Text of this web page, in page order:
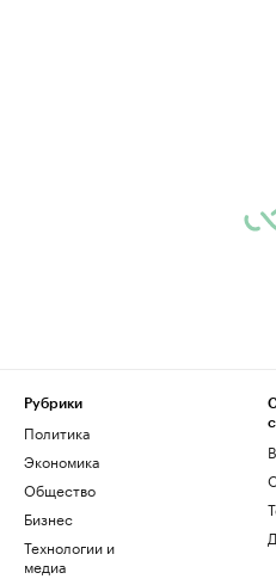
Рубрики
Политика
Экономика
Общество
Бизнес
Технологии и
медиа